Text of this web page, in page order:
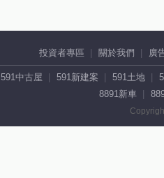
投資者專區 關於我們 廣
591中古屋 591新建案 591土地
8891新車